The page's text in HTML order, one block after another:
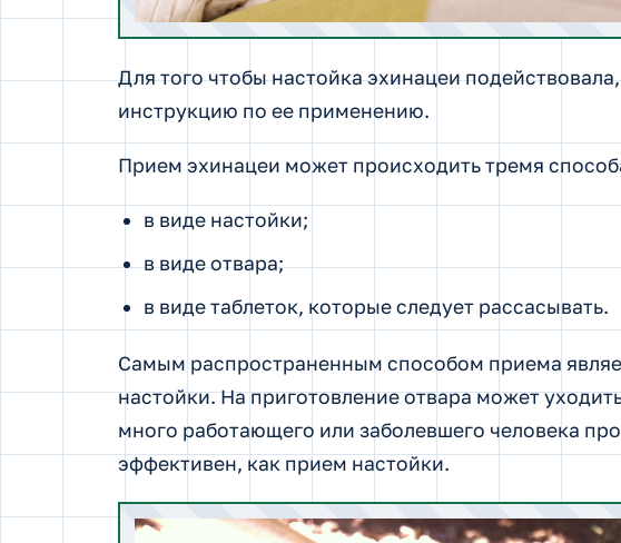
Для того чтобы настойка эхинацеи
инструкцию по ее применению.
Прием эхинацеи может происходить тремя
в виде настойки;
в виде отвара;
в виде таблеток, которые следует рассасывать.
Самым распространенным способом приема
настойки. На приготовление отвара может
много работающего или заболевшего человека
эффективен, как прием настойки.